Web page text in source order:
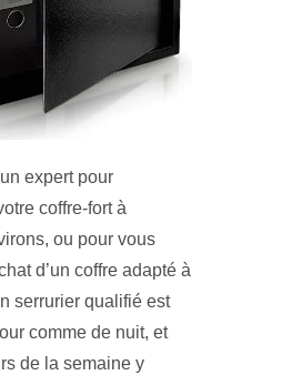
expert pour
coffre-fort à
ou pour vous
d’un coffre adapté à
serrurier qualifié est
comme de nuit, et
de la semaine y